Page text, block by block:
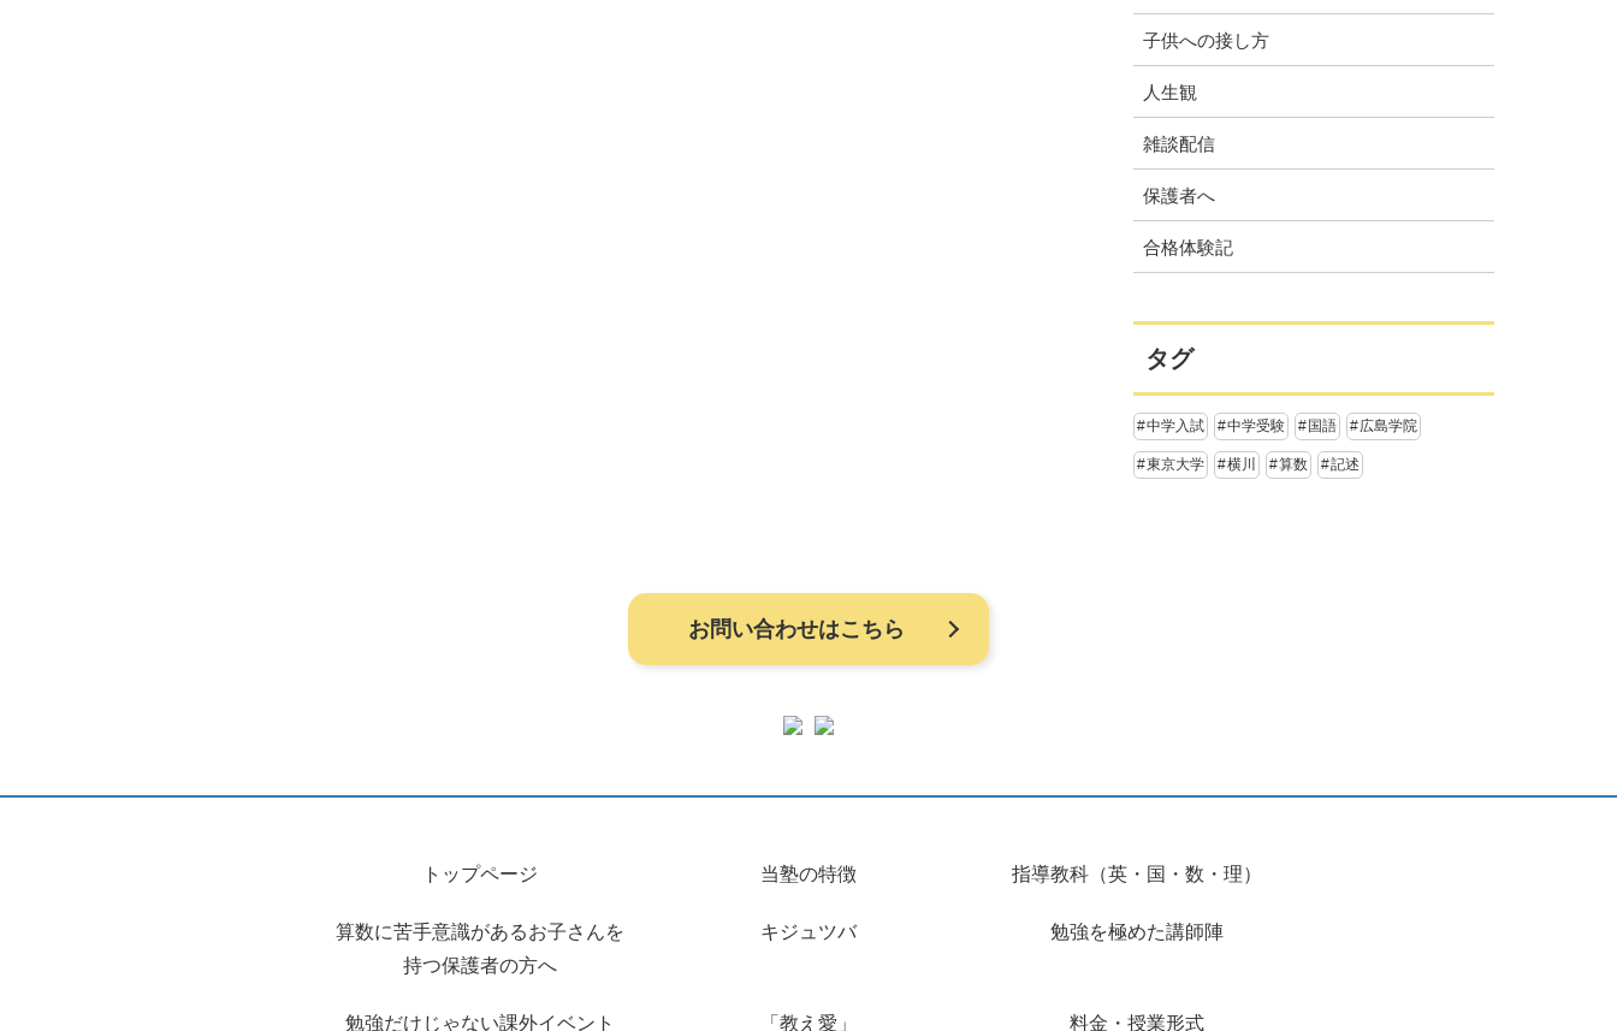
子供への接し方
人生観
雑談配信
保護者へ
合格体験記
タグ
中学入試 中学受験 国語 広島学院
東京大学 横川 算数 記述
お問い合わせはこちら
トップページ 当塾の特徴 指導教科（英・国・数・理）
算数に苦手意識があるお子さんを
持つ保護者の方へ
キジュツバ 勉強を極めた講師陣
勉強だけじゃない課外イベント 「教え愛」 料金・授業形式